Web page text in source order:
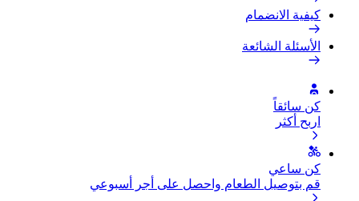
كيفية الانضمام
الأسئلة الشائعة
كن سائقاً
اربح أكثر
كن ساعي
قم بتوصيل الطعام واحصل على أجر أسبوعي